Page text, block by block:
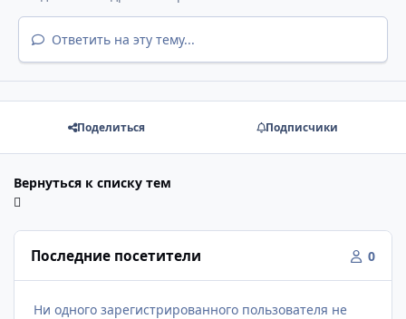
Ответить на эту тему...
Поделиться Подписчики
Вернуться к списку тем
Последние посетители 0
Ни одного зарегистрированного пользователя не